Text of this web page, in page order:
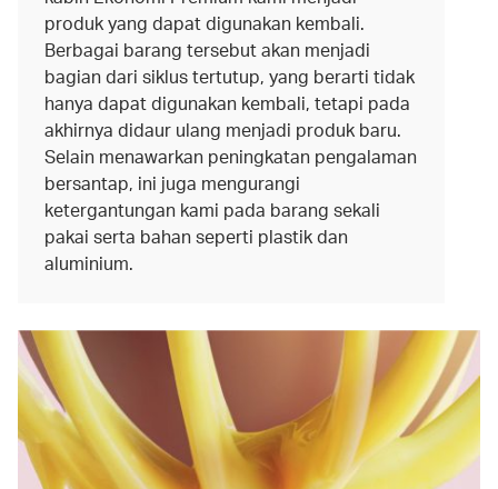
produk yang dapat digunakan kembali.
Berbagai barang tersebut akan menjadi
bagian dari siklus tertutup, yang berarti tidak
hanya dapat digunakan kembali, tetapi pada
akhirnya didaur ulang menjadi produk baru.
Selain menawarkan peningkatan pengalaman
bersantap, ini juga mengurangi
ketergantungan kami pada barang sekali
pakai serta bahan seperti plastik dan
aluminium.